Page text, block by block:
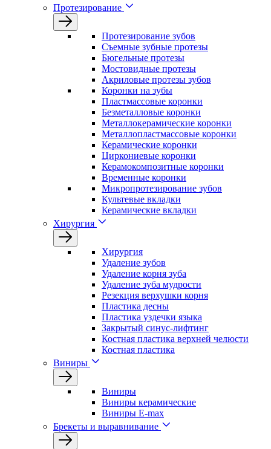
Протезирование
Протезирование зубов
Съемные зубные протезы
Бюгельные протезы
Мостовидные протезы
Акриловые протезы зубов
Коронки на зубы
Пластмассовые коронки
Безметалловые коронки
Металлокерамические коронки
Металлопластмассовые коронки
Керамические коронки
Циркониевые коронки
Керамокомпозитные коронки
Временные коронки
Микропротезирование зубов
Культевые вкладки
Керамические вкладки
Хирургия
Хирургия
Удаление зубов
Удаление корня зуба
Удаление зуба мудрости
Резекция верхушки корня
Пластика десны
Пластика уздечки языка
Закрытый синус-лифтинг
Костная пластика верхней челюсти
Костная пластика
Виниры
Виниры
Виниры керамические
Виниры E-max
Брекеты и выравнивание